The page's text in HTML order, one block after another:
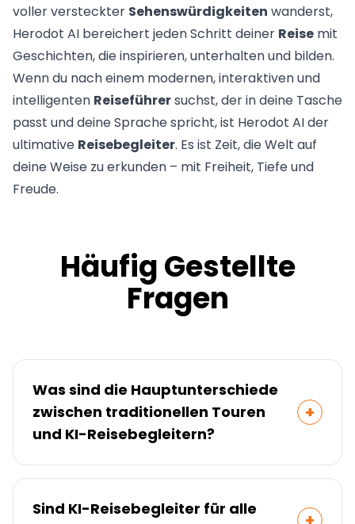
voller versteckter Sehenswürdigkeiten wanderst,
Herodot AI bereichert jeden Schritt deiner Reise mit
Geschichten, die inspirieren, unterhalten und bilden.
Wenn du nach einem modernen, interaktiven und
intelligenten Reiseführersuchst, der in deine Tasche
passt und deine Sprache spricht, ist Herodot AI der
ultimative Reisebegleiter. Es ist Zeit, die Welt auf
deine Weise zu erkunden – mit Freiheit, Tiefe und
Freude.
Häufig Gestellte
Fragen
Was sind die Hauptunterschiede
zwischen traditionellen Touren
und KI-Reisebegleitern?
+
Traditionelle Touren folgen einem festen
während KI-Begleiter Flexibilität,
Sind KI-Reisebegleiter für alle